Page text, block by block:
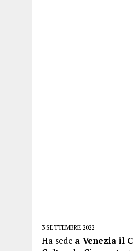
3 SETTEMBRE 2022
Ha sede a Venezia il